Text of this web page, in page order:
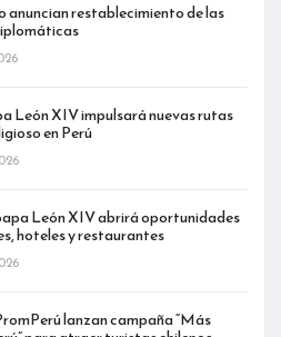
anuncian restablecimiento de las
León XIV impulsará nuevas rutas
en Perú
León XIV abrirá oportunidades
hoteles y restaurantes
lanzan campaña “Más